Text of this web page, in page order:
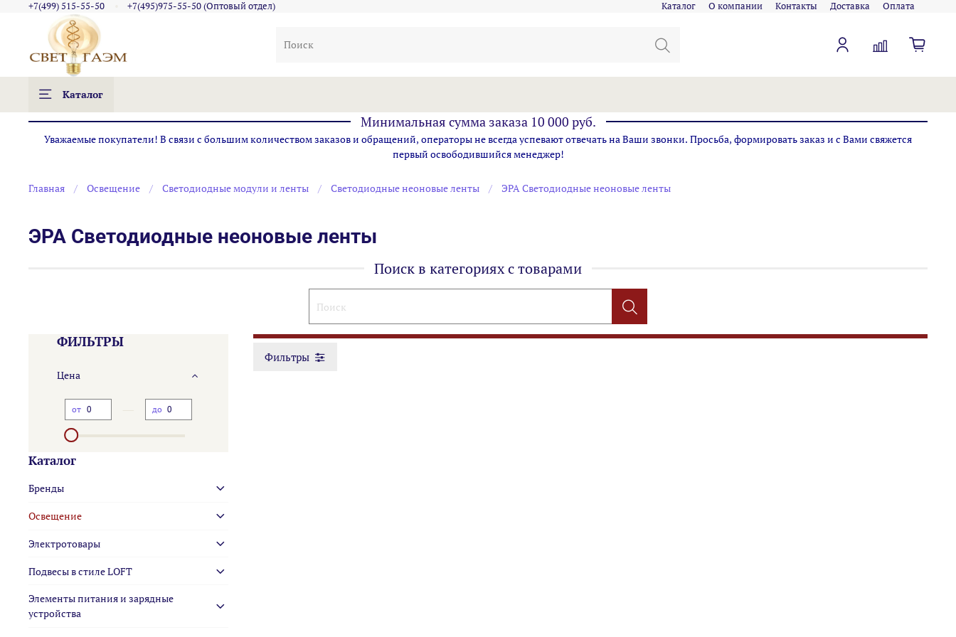
Каталог О компании Контакты Доставка Оплата
+7(499) 515-55-50 +7(495)975-55-50 (Оптовый отдел)
Каталог
Минимальная сумма заказа 10 000 руб.
Уважаемые покупатели! В связи с большим количеством заказов и обращений, операторы не всегда успевают отвечать на Ваши звонки. Просьба, формировать заказ и с Вами свяжется
первый освободившийся менеджер!
Главная Освещение Светодиодные модули и ленты Светодиодные неоновые ленты ЭРА Светодиодные неоновые ленты
ЭРА Светодиодные неоновые ленты
Поиск в категориях с товарами
Фильтры
ФИЛЬТРЫ
Цена
от до
Каталог
Бренды
Освещение
Электротовары
Подвесы в стиле LOFT
Элементы питания и зарядные
устройства